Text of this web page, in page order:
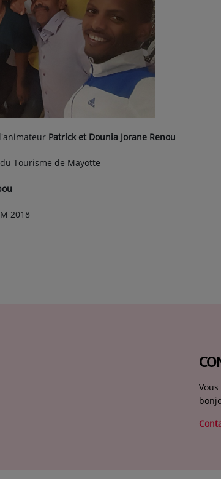
Patrick et Dounia Jorane Renou
Tourisme de Mayotte
2018